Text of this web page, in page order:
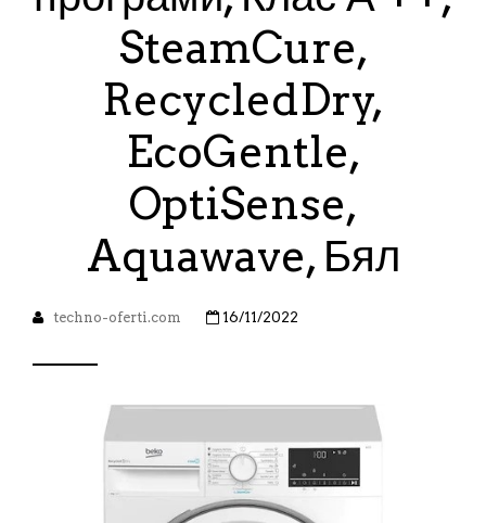
SteamCure,
RecycledDry,
EcoGentle,
OptiSense,
Aquawave, Бял
techno-oferti.com 16/11/2022